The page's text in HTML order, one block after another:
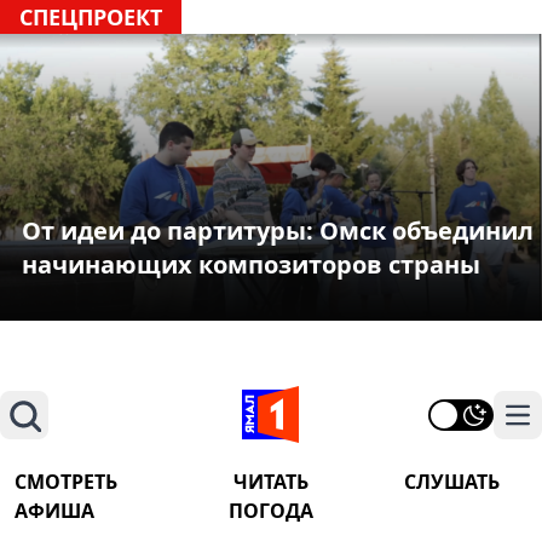
СПЕЦПРОЕКТ
От идеи до партитуры: Омск объединил
начинающих композиторов страны
Поиск
СМОТРЕТЬ ЧИТАТЬ
СЛУШАТЬ
АФИША
ПОГОДА